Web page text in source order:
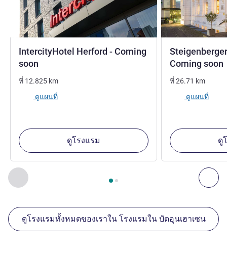
ก่อนหน้า - สถานประกอบการอื่นของเราที่อยู่ใกล้เคียง ถั
หน้า1 , สถานประกอบการอื่นของเราที่อยู่ใกล้เคียง 1 :,
IntercityHotel Herford - Coming
soon
ที่ 12.825 km
ดูแผนที่
ดูโรงแรม
Coming soon
ที่26.71 km
ดูแผนที่
ดู
ดูโรงแรมทั้งหมดของเราใน โรงแรมใน บัดอุนเฮาเซน